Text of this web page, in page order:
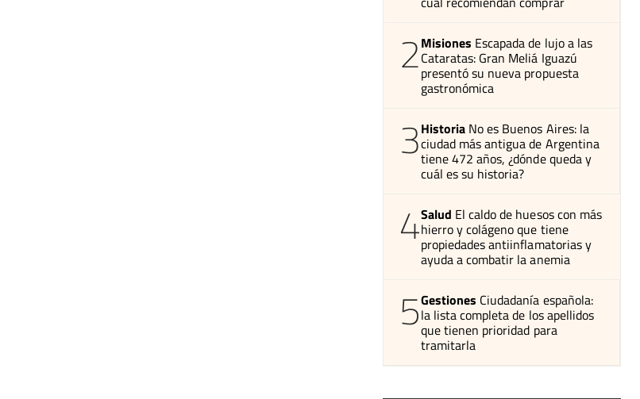
2Misiones Escapada de lujo a las
Cataratas: Gran Meliá Iguazú
presentó su nueva propuesta
gastronómica
3Historia No es Buenos Aires: la
ciudad más antigua de Argentina
tiene 472 años, ¿dónde queda y
cuál es su historia?
4Salud El caldo de huesos con más
hierro y colágeno que tiene
propiedades antiinflamatorias y
ayuda a combatir la anemia
5Gestiones Ciudadanía española:
la lista completa de los apellidos
que tienen prioridad para
tramitarla